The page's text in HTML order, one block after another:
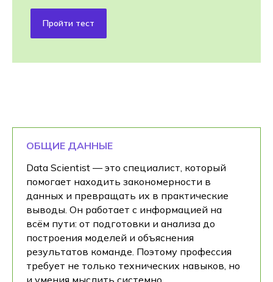
Пройти тест
ОБЩИЕ ДАННЫЕ
Data Scientist — это специалист, который
помогает находить закономерности в
данных и превращать их в практические
выводы. Он работает с информацией на
всём пути: от подготовки и анализа до
построения моделей и объяснения
результатов команде. Поэтому профессия
требует не только технических навыков, но
и умения мыслить системно.